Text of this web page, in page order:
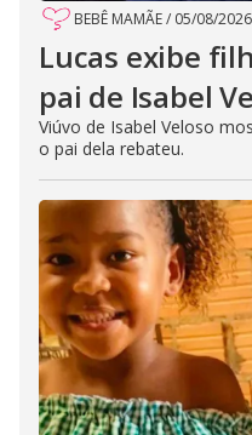
BEBÊ MAMÃE/ 05/08/2026
Lucas exibe
pai de Isabel
Viúvo de Isabel Veloso
o pai dela rebateu.